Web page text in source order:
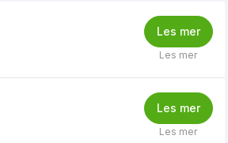
Les mer
Les mer
Les mer
Les mer